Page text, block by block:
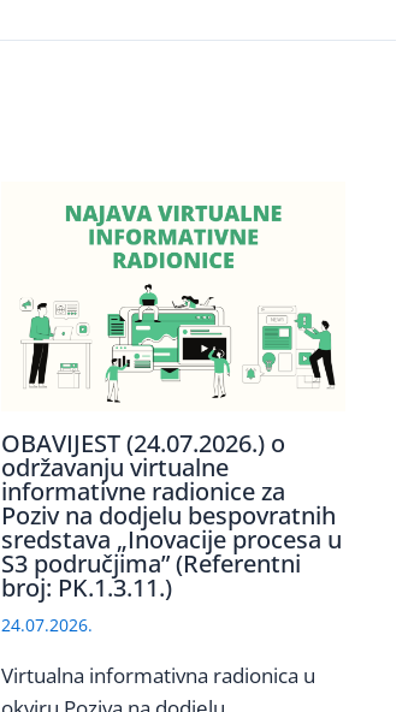
OBAVIJEST (24.07.2026.) o
održavanju virtualne
informativne radionice za
Poziv na dodjelu bespovratnih
sredstava „Inovacije procesa u
S3 područjima” (Referentni
broj: PK.1.3.11.)
24.07.2026.
Virtualna informativna radionica u